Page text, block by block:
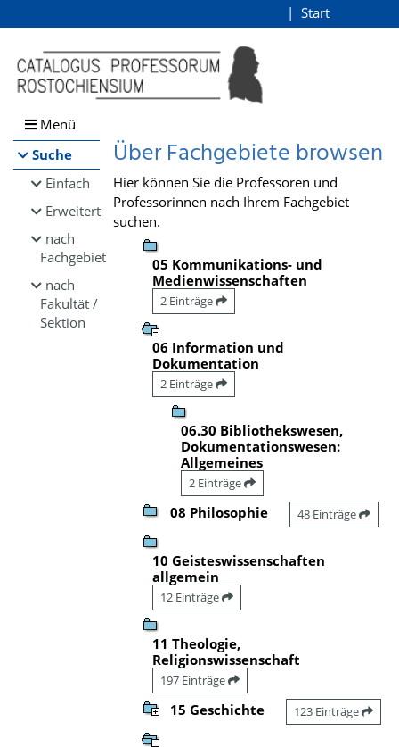
Browsen
direkt zum Inhalt
Start
Menü
Suche
Einfach
Erweitert
nach
Fachgebiet
nach
Fakultät /
Sektion
Über Fachgebiete browsen
Hier können Sie die Professoren und
Professorinnen nach Ihrem Fachgebiet
suchen.
05 Kommunikations- und
Medienwissenschaften
2 Einträge
06 Information und
Dokumentation
2 Einträge
06.30 Bibliothekswesen,
Dokumentationswesen:
Allgemeines
2 Einträge
08 Philosophie 48 Einträge
10 Geisteswissenschaften
allgemein
12 Einträge
11 Theologie,
Religionswissenschaft
197 Einträge
15 Geschichte 123 Einträge